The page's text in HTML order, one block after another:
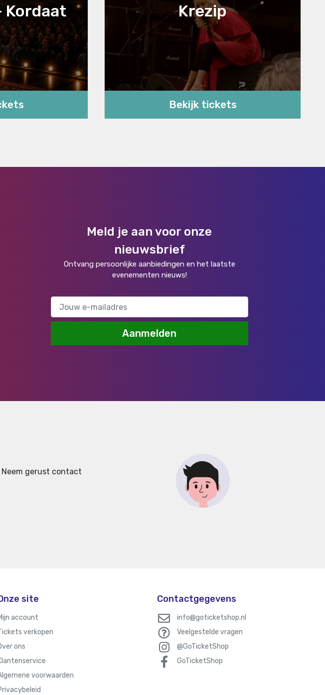
Kordaat Krezip
Bekijk tickets
Meld je aan voor onze
nieuwsbrief
Ontvang persoonlijke aanbiedingen en het laatste
evenementen nieuws!
Aanmelden
Neem gerust contact
site
account
verkopen
ons
voorwaarden
Contactgegevens
info@goticketshop.nl
Veelgestelde vragen
@GoTicketShop
GoTicketShop